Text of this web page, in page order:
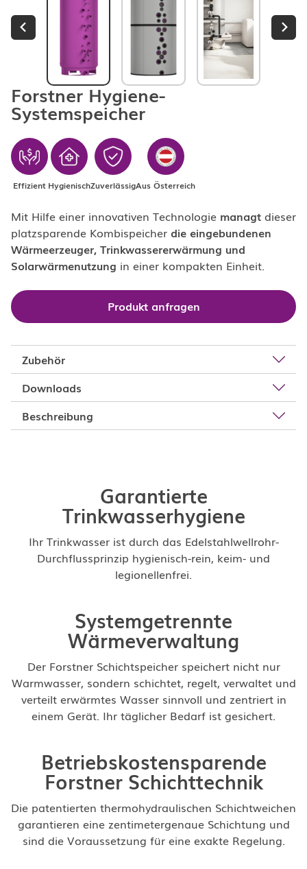
Forstner Hygiene-
Systemspeicher
Effizient HygienischZuverlässigAus Österreich
Mit Hilfe einer innovativen Technologie managt dieser
platzsparende Kombispeicher die eingebundenen
Wärmeerzeuger, Trinkwassererwärmung und
Solarwärmenutzung in einer kompakten Einheit.
Produkt anfragen
Zubehör
Downloads
Beschreibung
Garantierte
Trinkwasserhygiene
Ihr Trinkwasser ist durch das Edelstahlwellrohr-
Durchflussprinzip hygienisch-rein, keim- und
legionellenfrei.
Systemgetrennte
Wärmeverwaltung
Der Forstner Schichtspeicher speichert nicht nur
Warmwasser, sondern schichtet, regelt, verwaltet und
verteilt erwärmtes Wasser sinnvoll und zentriert in
einem Gerät. Ihr täglicher Bedarf ist gesichert.
Betriebskostensparende
Forstner Schichttechnik
Die patentierten thermohydraulischen Schichtweichen
garantieren eine zentimetergenaue Schichtung und
sind die Voraussetzung für eine exakte Regelung.